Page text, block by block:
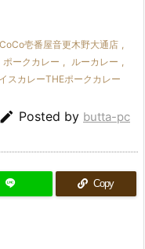
CoCo壱番屋音更木野大通店 ,
ポークカレー , ルーカレー ,
スカレーTHEポークカレー
 Posted by butta-pc
Copy